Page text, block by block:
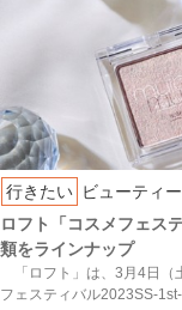
行きたい ビューティー
ロフト「コスメフェス
類をラインナップ
「ロフト」は、3月4日（
フェスティバル